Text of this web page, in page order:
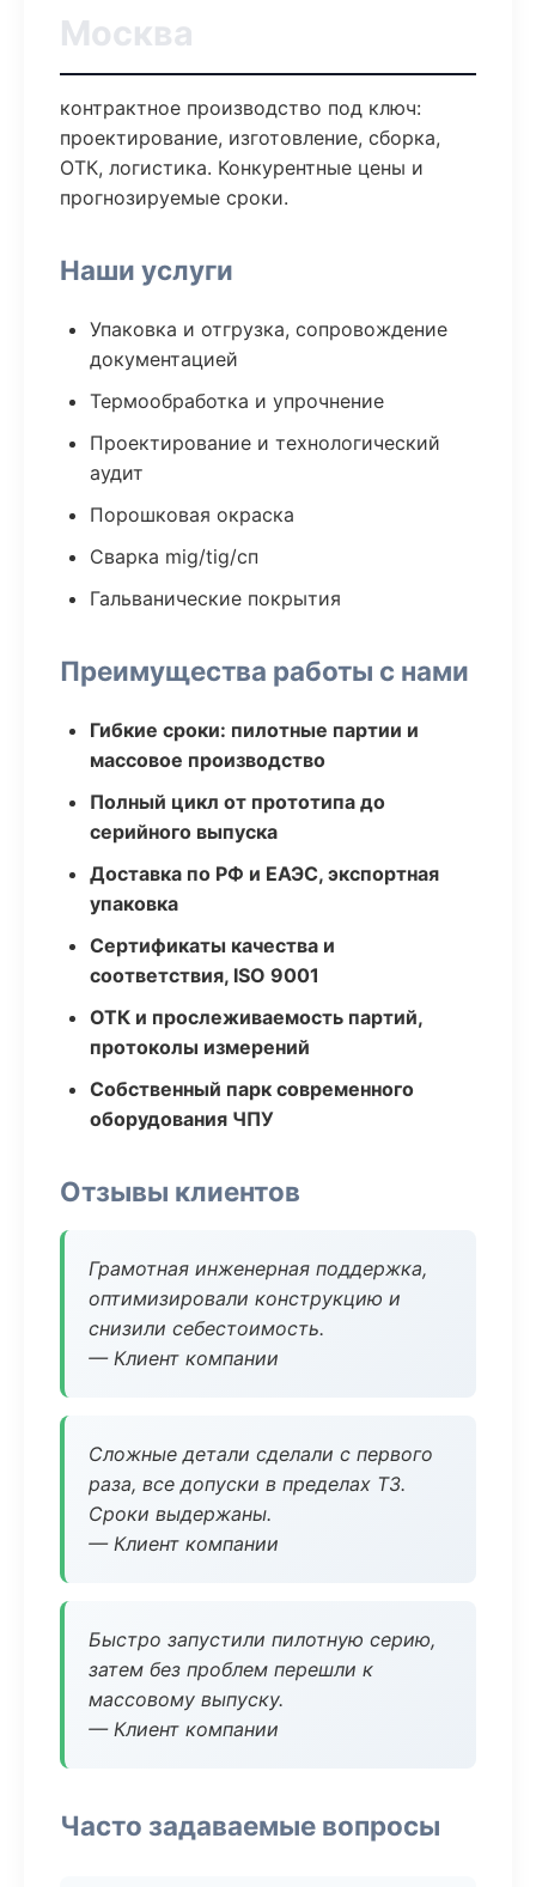
Москва
контрактное производство под ключ:
проектирование, изготовление, сборка,
ОТК, логистика. Конкурентные цены и
прогнозируемые сроки.
Наши услуги
Упаковка и отгрузка, сопровождение
документацией
Термообработка и упрочнение
Проектирование и технологический
аудит
Порошковая окраска
Сварка mig/tig/сп
Гальванические покрытия
Преимущества работы с нами
Гибкие сроки: пилотные партии и
массовое производство
Полный цикл от прототипа до
серийного выпуска
Доставка по РФ и ЕАЭС, экспортная
упаковка
Сертификаты качества и
соответствия, ISO 9001
ОТК и прослеживаемость партий,
протоколы измерений
Собственный парк современного
оборудования ЧПУ
Отзывы клиентов
Грамотная инженерная поддержка,
оптимизировали конструкцию и
снизили себестоимость.
— Клиент компании
Сложные детали сделали с первого
раза, все допуски в пределах ТЗ.
Сроки выдержаны.
— Клиент компании
Быстро запустили пилотную серию,
затем без проблем перешли к
массовому выпуску.
— Клиент компании
Часто задаваемые вопросы